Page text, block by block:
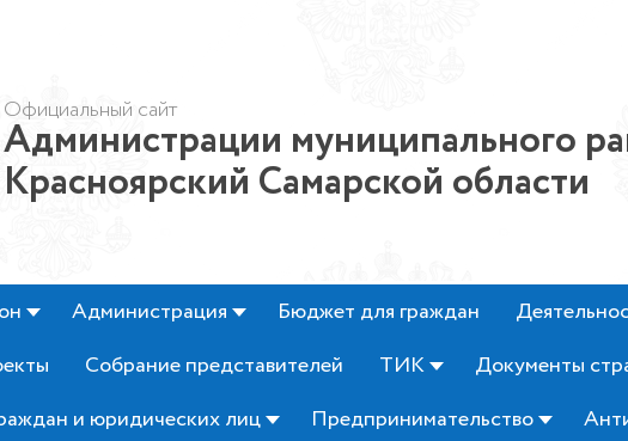
Официальный сайт
Администрации муниципального
Красноярский Самарской области
Администрация Бюджет для граждан
Собрание представителей ТИК
Документы
и юридических лиц
Предпринимательство